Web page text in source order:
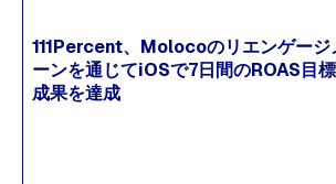
111Percent、Molocoのリエンゲージ
ーンを通じてiOSで7日間のROAS目
成果を達成